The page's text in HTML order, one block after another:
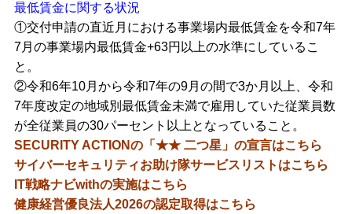
最低賃金に関する状況
①交付申請の直近月における事業場内最低賃金を令和7年
7月の事業場内最低賃金+63円以上の水準にしているこ
と。
②令和6年10月から令和7年の9月の間で3か月以上、令和
7年度改定の地域別最低賃金未満で雇用していた従業員数
が全従業員の30パーセント以上となっていること。
SECURITY ACTIONの「★★ 二つ星」の宣言はこちら
サイバーセキュリティお助け隊サービスリストはこちら
IT戦略ナビwithの実施はこちら
健康経営優良法人2026の認定取得はこちら